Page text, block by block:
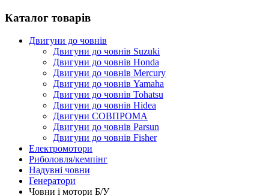
Каталог товарів
Двигуни до човнів
Двигуни до човнів Suzuki
Двигуни до човнів Honda
Двигуни до човнів Mercury
Двигуни до човнів Yamaha
Двигуни до човнів Tohatsu
Двигуни до човнів Hidea
Двигуни СОВПРОМА
Двигуни до човнів Parsun
Двигуни до човнів Fisher
Електромотори
Риболовля/кемпінг
Надувні човни
Генератори
Човни і мотори Б/У